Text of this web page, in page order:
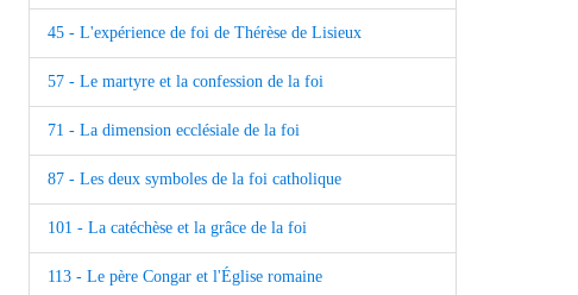
45 - L'expérience de foi de Thérèse de Lisieux
57 - Le martyre et la confession de la foi
71 - La dimension ecclésiale de la foi
87 - Les deux symboles de la foi catholique
101 - La catéchèse et la grâce de la foi
113 - Le père Congar et l'Église romaine